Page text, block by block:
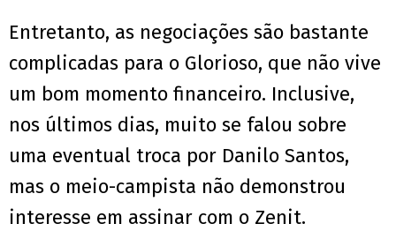
Entretanto, as negociações são bastante
complicadas para o Glorioso, que não vive
um bom momento financeiro. Inclusive,
nos últimos dias, muito se falou sobre
uma eventual troca por Danilo Santos,
mas o meio-campista não demonstrou
interesse em assinar com o Zenit.